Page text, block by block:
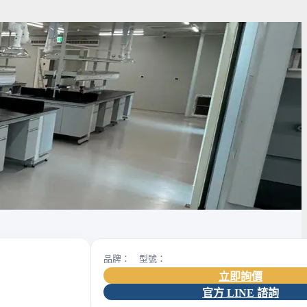
品牌： 型號：
立即詢價
官方 LINE 諮詢